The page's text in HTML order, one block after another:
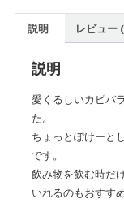
グ
説明 レビュー
説明
愛くるしいカピバ
た。
ちょっとぽけーと
です。
飲み物を飲む時だ
いれるのもおすす